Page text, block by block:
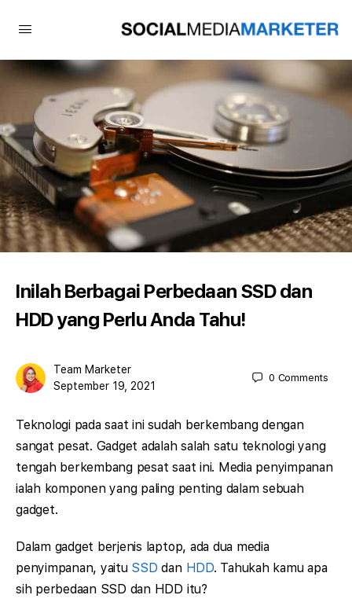
Inilah Berbagai Perbedaan SSD dan
HDD yang Perlu Anda Tahu!
Team Marketer
September 19, 2021
0 Comments
Teknologi pada saat ini sudah berkembang dengan
sangat pesat. Gadget adalah salah satu teknologi yang
tengah berkembang pesat saat ini. Media penyimpanan
ialah komponen yang paling penting dalam sebuah
gadget.
Dalam gadget berjenis laptop, ada dua media
penyimpanan, yaitu SSD dan HDD. Tahukah kamu apa
sih perbedaan SSD dan HDD itu?